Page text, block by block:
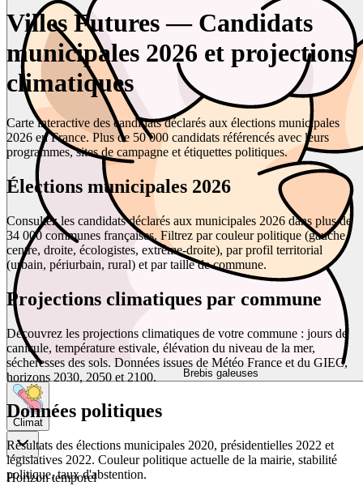
Brebis galeuses
Climat
Horizon temporel
Villes Futures — Candidats
municipales 2026 et projections
climatiques
Carte interactive des candidats déclarés aux élections municipales
2026 en France. Plus de 50 000 candidats référencés avec leurs
programmes, sites de campagne et étiquettes politiques.
Élections municipales 2026
Consultez les candidats déclarés aux municipales 2026 dans plus de
34 000 communes françaises. Filtrez par couleur politique (gauche,
centre, droite, écologistes, extrême-droite), par profil territorial
(urbain, périurbain, rural) et par taille de commune.
Projections climatiques par commune
Découvrez les projections climatiques de votre commune : jours de
canicule, température estivale, élévation du niveau de la mer,
sécheresses des sols. Données issues de Météo France et du GIEC,
horizons 2030, 2050 et 2100.
Données politiques
Résultats des élections municipales 2020, présidentielles 2022 et
législatives 2022. Couleur politique actuelle de la mairie, stabilité
politique, taux d'abstention.